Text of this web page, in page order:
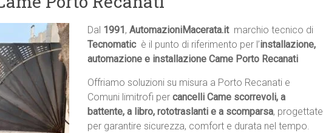
Dal 1991 , AutomazioniMacerata.it marchio tecnico di
Tecnomatic  è il punto di riferimento per l’installazione,
automazione e installazione Came Porto Recanati
Offriamo soluzioni su misura a Porto Recanati e
Comuni limitrofi per cancelli Came scorrevoli, a
battente, a libro, rototraslanti e a scomparsa, progettate
per garantire sicurezza, comfort e durata nel tempo.